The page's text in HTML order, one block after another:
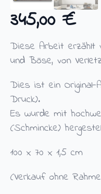
345,00 €
Diese Arbeit erzählt
und Böse, von
Dies ist ein Original-
Druck).
Es wurde mit
(Schmincke)
100 x 70 x 1,5 cm
(Verkauf ohne